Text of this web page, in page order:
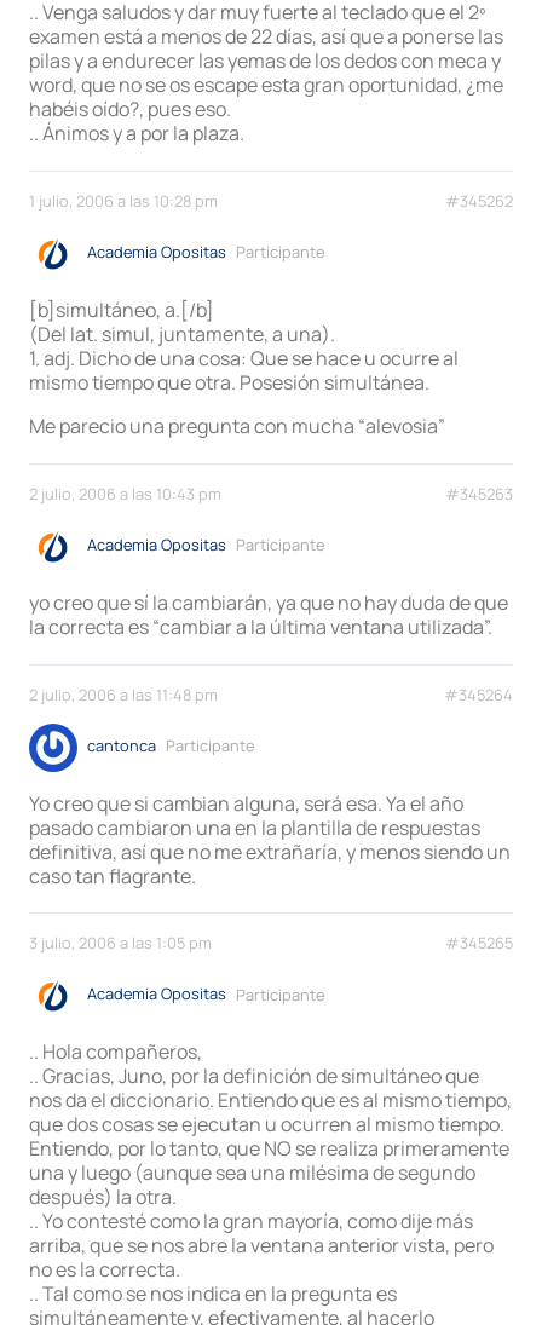
.. Venga saludos y dar muy fuerte al teclado que el 2º
examen está a menos de 22 días, así que a ponerse las
pilas y a endurecer las yemas de los dedos con meca y
word, que no se os escape esta gran oportunidad, ¿me
habéis oído?, pues eso.
.. Ánimos y a por la plaza.
1 julio, 2006 a las 10:28 pm #345262
Academia Opositas Participante
[b]simultáneo, a.[/b]
(Del lat. simul, juntamente, a una).
1. adj. Dicho de una cosa: Que se hace u ocurre al
mismo tiempo que otra. Posesión simultánea.
Me parecio una pregunta con mucha “alevosia”
2 julio, 2006 a las 10:43 pm #345263
Academia Opositas Participante
yo creo que sí la cambiarán, ya que no hay duda de que
la correcta es “cambiar a la última ventana utilizada”.
2 julio, 2006 a las 11:48 pm #345264
cantonca Participante
Yo creo que si cambian alguna, será esa. Ya el año
pasado cambiaron una en la plantilla de respuestas
definitiva, así que no me extrañaría, y menos siendo un
caso tan flagrante.
3 julio, 2006 a las 1:05 pm #345265
Academia Opositas Participante
.. Hola compañeros,
.. Gracias, Juno, por la definición de simultáneo que
nos da el diccionario. Entiendo que es al mismo tiempo,
que dos cosas se ejecutan u ocurren al mismo tiempo.
Entiendo, por lo tanto, que NO se realiza primeramente
una y luego (aunque sea una milésima de segundo
después) la otra.
.. Yo contesté como la gran mayoría, como dije más
arriba, que se nos abre la ventana anterior vista, pero
no es la correcta.
.. Tal como se nos indica en la pregunta es
simultáneamente y, efectivamente, al hacerlo